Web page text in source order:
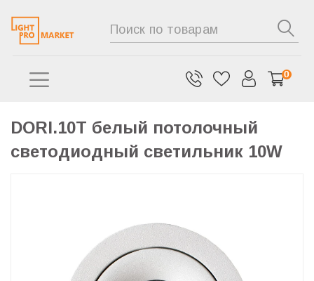
0
DORI.10T белый потолочный
светодиодный светильник 10W